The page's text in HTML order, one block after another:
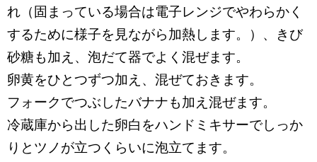
れ（固まっている場合は電子レンジでやわらかく
するために様子を見ながら加熱します。）、きび
砂糖も加え、泡だて器でよく混ぜます。
卵黄をひとつずつ加え、混ぜておきます。
フォークでつぶしたバナナも加え混ぜます。
冷蔵庫から出した卵白をハンドミキサーでしっか
りとツノが立つくらいに泡立てます。